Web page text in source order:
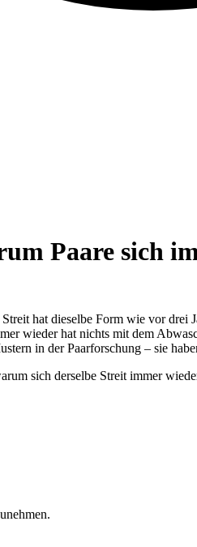
Paare sich
hat dieselbe Form wie vor
wieder hat nichts mit dem
in der Paarforschung – sie
sich derselbe Streit immer